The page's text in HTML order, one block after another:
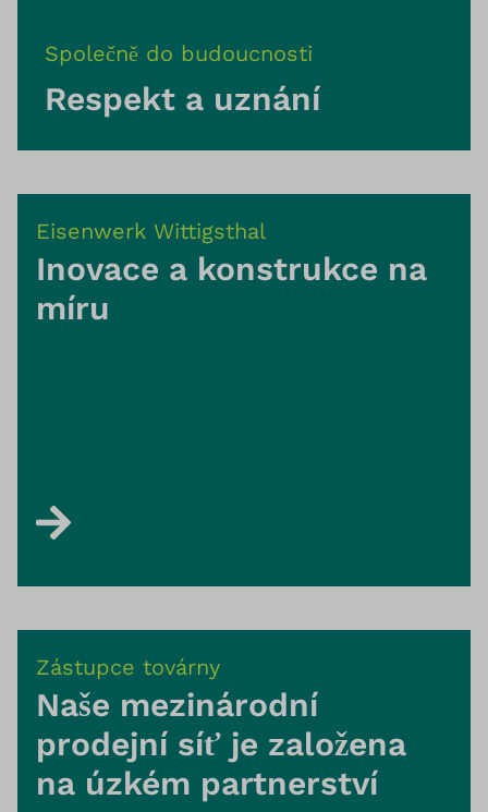
Společně do budoucnosti
Respekt a uznání
Eisenwerk Wittigsthal
Inovace a konstrukce na
míru
Zástupce továrny
Naše mezinárodní
prodejní síť je založena
na úzkém partnerství